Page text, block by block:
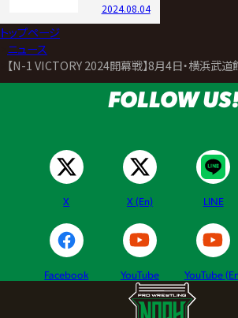
2024.08.04
トップページ
ニュース
【N-1 VICTORY 2024開幕戦】8月4日・横浜武
FOLLOW
X X (En) LINE
Facebook YouTube YouTube